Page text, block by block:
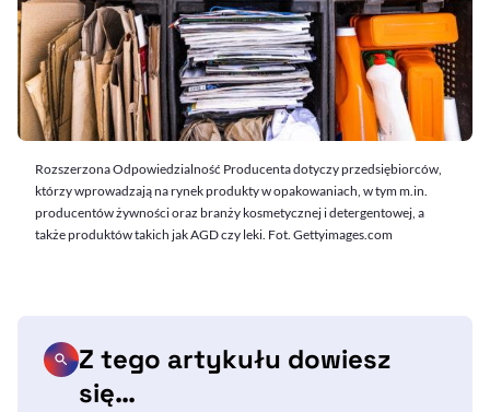
Rozszerzona Odpowiedzialność Producenta dotyczy przedsiębiorców,
którzy wprowadzają na rynek produkty w opakowaniach, w tym m.in.
producentów żywności oraz branży kosmetycznej i detergentowej, a
także produktów takich jak AGD czy leki. Fot. Gettyimages.com
Z tego artykułu dowiesz
się…